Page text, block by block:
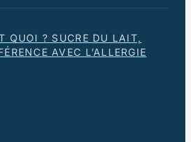
QUOI ? SUCRE DU LAIT,
AVEC L’ALLERGIE